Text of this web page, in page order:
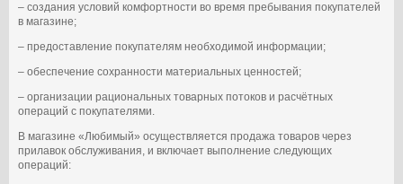
– создания условий комфортности во время пребывания покупателей
в магазине;
– предоставление покупателям необходимой информации;
– обеспечение сохранности материальных ценностей;
– организации рациональных товарных потоков и расчётных
операций с покупателями.
В магазине «Любимый» осуществляется продажа товаров через
прилавок обслуживания, и включает выполнение следующих
операций: